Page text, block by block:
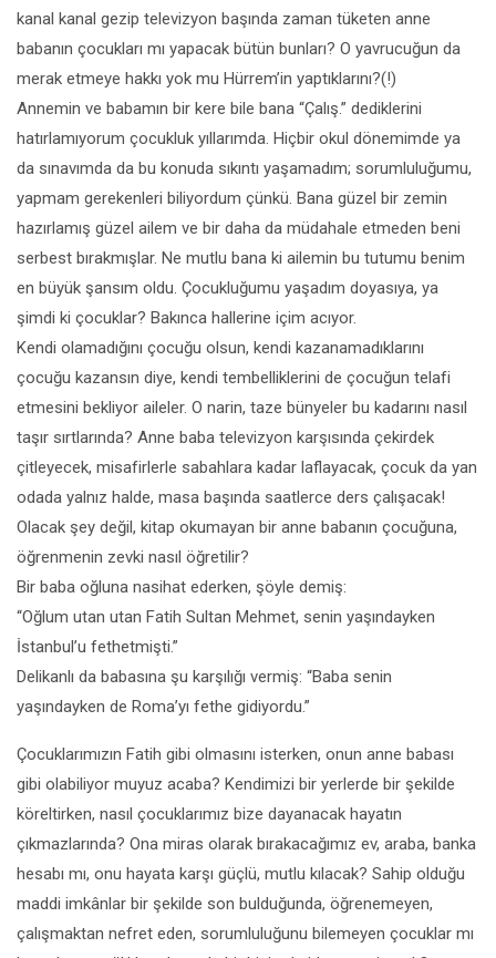
kanal kanal gezip televizyon başında zaman tüketen anne
babanın çocukları mı yapacak bütün bunları? O yavrucuğun da
merak etmeye hakkı yok mu Hürrem’in yaptıklarını?(!)
Annemin ve babamın bir kere bile bana “Çalış.” dediklerini
hatırlamıyorum çocukluk yıllarımda. Hiçbir okul dönemimde ya
da sınavımda da bu konuda sıkıntı yaşamadım; sorumluluğumu,
yapmam gerekenleri biliyordum çünkü. Bana güzel bir zemin
hazırlamış güzel ailem ve bir daha da müdahale etmeden beni
serbest bırakmışlar. Ne mutlu bana ki ailemin bu tutumu benim
en büyük şansım oldu. Çocukluğumu yaşadım doyasıya, ya
şimdi ki çocuklar? Bakınca hallerine içim acıyor.
Kendi olamadığını çocuğu olsun, kendi kazanamadıklarını
çocuğu kazansın diye, kendi tembelliklerini de çocuğun telafi
etmesini bekliyor aileler. O narin, taze bünyeler bu kadarını nasıl
taşır sırtlarında? Anne baba televizyon karşısında çekirdek
çitleyecek, misafirlerle sabahlara kadar laflayacak, çocuk da yan
odada yalnız halde, masa başında saatlerce ders çalışacak!
Olacak şey değil, kitap okumayan bir anne babanın çocuğuna,
öğrenmenin zevki nasıl öğretilir?
Bir baba oğluna nasihat ederken, şöyle demiş:
“Oğlum utan utan Fatih Sultan Mehmet, senin yaşındayken
İstanbul’u fethetmişti.”
Delikanlı da babasına şu karşılığı vermiş: “Baba senin
yaşındayken de Roma’yı fethe gidiyordu.”
Çocuklarımızın Fatih gibi olmasını isterken, onun anne babası
gibi olabiliyor muyuz acaba? Kendimizi bir yerlerde bir şekilde
köreltirken, nasıl çocuklarımız bize dayanacak hayatın
çıkmazlarında? Ona miras olarak bırakacağımız ev, araba, banka
hesabı mı, onu hayata karşı güçlü, mutlu kılacak? Sahip olduğu
maddi imkânlar bir şekilde son bulduğunda, öğrenemeyen,
çalışmaktan nefret eden, sorumluluğunu bilemeyen çocuklar mı